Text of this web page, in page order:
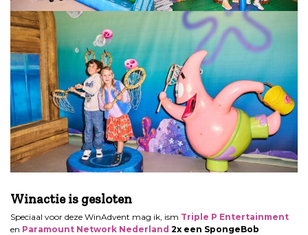
Winactie is gesloten
Speciaal voor deze WinAdvent mag ik, ism Triple P Entertainment
en Paramount Network Nederland 2x een SpongeBob